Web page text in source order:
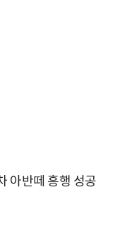
아반떼 흥행 성공